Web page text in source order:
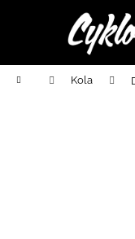
Domů Kola
í
Zpět
do
Zpět
do